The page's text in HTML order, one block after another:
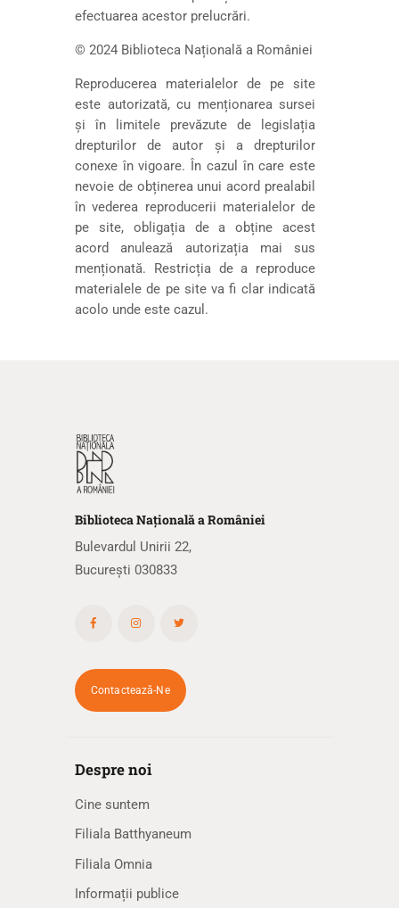
efectuarea acestor prelucrări.
© 2024 Biblioteca Națională a României
Reproducerea materialelor de pe site
este autorizată, cu menționarea sursei
și în limitele prevăzute de legislația
drepturilor de autor și a drepturilor
conexe în vigoare. În cazul în care este
nevoie de obținerea unui acord prealabil
în vederea reproducerii materialelor de
pe site, obligația de a obține acest
acord anulează autorizația mai sus
menționată. Restricția de a reproduce
materialele de pe site va fi clar indicată
acolo unde este cazul.
BibliotecaNaționalăa României
Bulevardul Unirii 22,
București 030833
Contactează-Ne
Despre noi
Cine suntem
Filiala Batthyaneum
Filiala Omnia
Informații publice